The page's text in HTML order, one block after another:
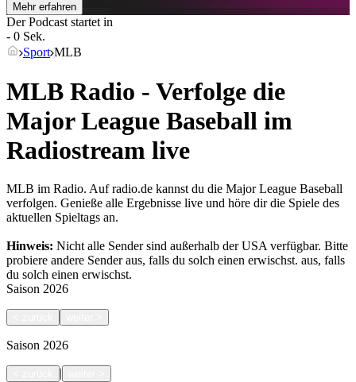
Mehr erfahren
Der Podcast startet in
- 0 Sek.
Sport MLB
MLB Radio - Verfolge die
Major League Baseball im
Radiostream live
MLB im Radio. Auf radio.de kannst du die Major League Baseball
verfolgen. Genieße alle Ergebnisse live und höre dir die Spiele des
aktuellen Spieltags an.
Hinweis: Nicht alle Sender sind außerhalb der USA verfügbar. Bitte
probiere andere Sender aus, falls du solch einen erwischst. aus, falls
du solch einen erwischst.
Saison 2026
Saison 2026
|